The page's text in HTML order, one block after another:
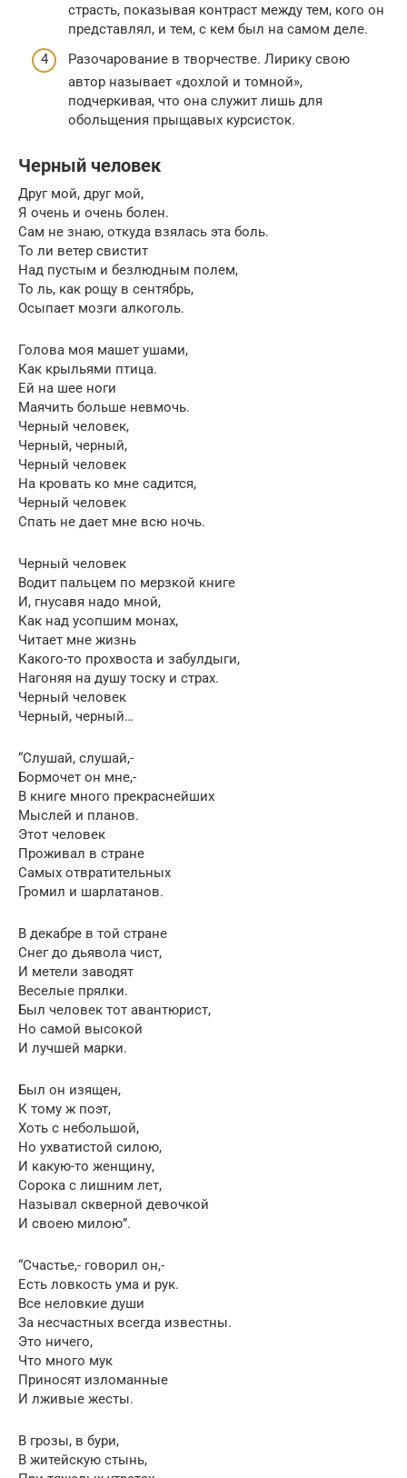
страсть, показывая контраст между тем, кого он
представлял, и тем, с кем был на самом деле.
Разочарование в творчестве. Лирику свою
автор называет «дохлой и томной»,
подчеркивая, что она служит лишь для
обольщения прыщавых курсисток.
Черный человек
Друг мой, друг мой,
Я очень и очень болен.
Сам не знаю, откуда взялась эта боль.
То ли ветер свистит
Над пустым и безлюдным полем,
То ль, как рощу в сентябрь,
Осыпает мозги алкоголь.
Голова моя машет ушами,
Как крыльями птица.
Ей на шее ноги
Маячить больше невмочь.
Черный человек,
Черный, черный,
Черный человек
На кровать ко мне садится,
Черный человек
Спать не дает мне всю ночь.
Черный человек
Водит пальцем по мерзкой книге
И, гнусавя надо мной,
Как над усопшим монах,
Читает мне жизнь
Какого-то прохвоста и забулдыги,
Нагоняя на душу тоску и страх.
Черный человек
Черный, черный…
“Слушай, слушай,-
Бормочет он мне,-
В книге много прекраснейших
Мыслей и планов.
Этот человек
Проживал в стране
Самых отвратительных
Громил и шарлатанов.
В декабре в той стране
Снег до дьявола чист,
И метели заводят
Веселые прялки.
Был человек тот авантюрист,
Но самой высокой
И лучшей марки.
Был он изящен,
К тому ж поэт,
Хоть с небольшой,
Но ухватистой силою,
И какую-то женщину,
Сорока с лишним лет,
Называл скверной девочкой
И своею милою”.
“Счастье,- говорил он,-
Есть ловкость ума и рук.
Все неловкие души
За несчастных всегда известны.
Это ничего,
Что много мук
Приносят изломанные
И лживые жесты.
В грозы, в бури,
В житейскую стынь,